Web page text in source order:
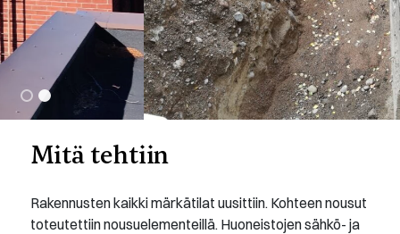
Mitä tehtiin
Rakennusten kaikki märkätilat uusittiin. Kohteen nousut
toteutettiin nousuelementeillä. Huoneistojen sähkö- ja